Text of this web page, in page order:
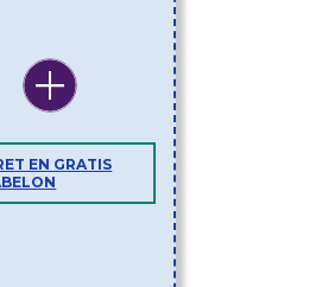
EN GRATIS